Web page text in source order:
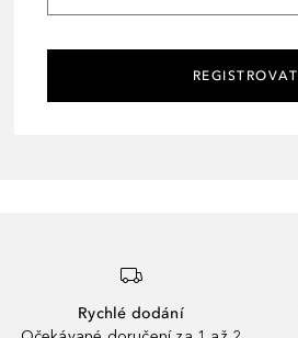
REGISTROVAT
Rychlé dodání